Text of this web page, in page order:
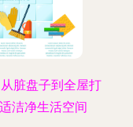
脏盘子到全屋打
洁净生活空间